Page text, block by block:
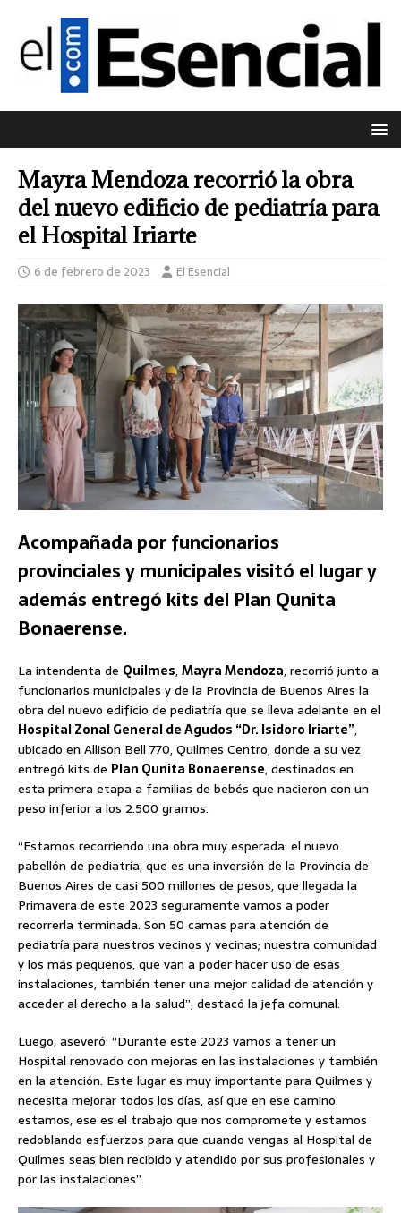
Mayra Mendoza recorrió la obra
del nuevo edificio de pediatría para
el Hospital Iriarte
6 de febrero de 2023 El Esencial
Acompañada por funcionarios
provinciales y municipales visitó el lugar y
además entregó kits del Plan Qunita
Bonaerense.
La intendenta de Quilmes,Mayra Mendoza, recorrió junto a
funcionarios municipales y de la Provincia de Buenos Aires la
obra del nuevo edificio de pediatría que se lleva adelante en el
Hospital Zonal General de Agudos “Dr. Isidoro Iriarte”,
ubicado en Allison Bell 770, Quilmes Centro, donde a su vez
entregó kits de Plan Qunita Bonaerense, destinados en
esta primera etapa a familias de bebés que nacieron con un
peso inferior a los 2.500 gramos.
“Estamos recorriendo una obra muy esperada: el nuevo
pabellón de pediatría, que es una inversión de la Provincia de
Buenos Aires de casi 500 millones de pesos, que llegada la
Primavera de este 2023 seguramente vamos a poder
recorrerla terminada. Son 50 camas para atención de
pediatría para nuestros vecinos y vecinas; nuestra comunidad
y los más pequeños, que van a poder hacer uso de esas
instalaciones, también tener una mejor calidad de atención y
acceder al derecho a la salud”, destacó la jefa comunal.
Luego, aseveró: “Durante este 2023 vamos a tener un
Hospital renovado con mejoras en las instalaciones y también
en la atención. Este lugar es muy importante para Quilmes y
necesita mejorar todos los días, así que en ese camino
estamos, ese es el trabajo que nos compromete y estamos
redoblando esfuerzos para que cuando vengas al Hospital de
Quilmes seas bien recibido y atendido por sus profesionales y
por las instalaciones”.